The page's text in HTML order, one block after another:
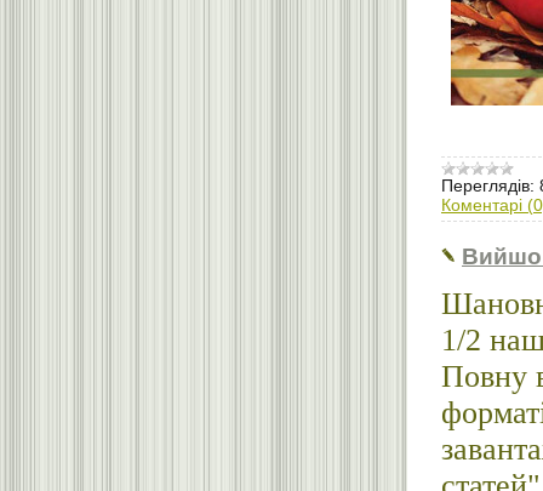
Переглядів:
Коментарі
1/2
Повну